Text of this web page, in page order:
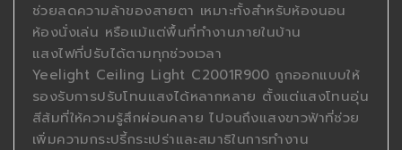
ช่วยลดความล้าของสายตา เหมาะทั้งสำหรับห้องนอน
ห้องนั่งเล่น หรือแม้แต่พื้นที่ทำงานภายในบ้าน
แสงไฟที่ปรับได้ตามทุกช่วงเวลา
Yeelight Ceiling Light C2001R900 ถูกออกแบบให้
รองรับการปรับโทนแสงได้หลากหลาย ตั้งแต่แสงโทนอุ่น
สีส้มที่ให้ความรู้สึกผ่อนคลาย ไปจนถึงแสงขาวฟ้าที่ช่วย
เพิ่มความกระปรี้กระเปร่าและสมาธิในการทำงาน